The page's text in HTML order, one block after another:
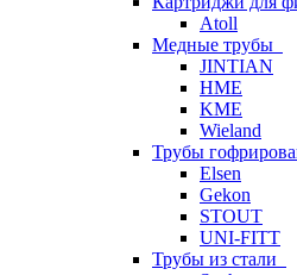
Atoll
Медные трубы
JINTIAN
HME
KME
Wieland
Трубы
Elsen
Gekon
STOUT
UNI-FITT
Трубы из стали